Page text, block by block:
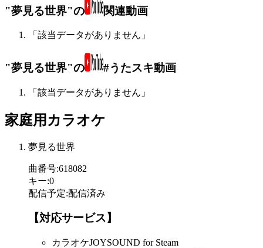
"夢見る世界"の 関連動画
「該当データがありません」
"夢見る世界"の #うたスキ動画
「該当データがありません」
家庭用カラオケ
夢見る世界
曲番号:618082
キー:0
配信予定:配信済み
【対応サービス】
カラオケJOYSOUND for Steam